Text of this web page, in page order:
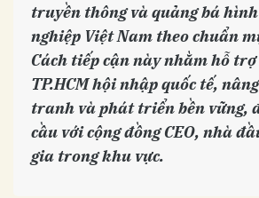
truyền thông và quảng bá
nghiệp Việt Nam theo chuẩn
Cách tiếp cận này nhằm hỗ trợ
TP.HCM hội nhập quốc tế,
tranh và phát triển bền vững,
cầu với cộng đồng CEO, nhà
gia trong khu vực.